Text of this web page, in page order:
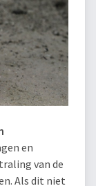
en
van de
Als dit niet